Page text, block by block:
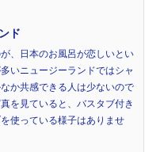
ド
、日本のお風呂が恋しいとい
いニュージーランドではシャ
か共感できる人は少ないので
を見ていると、バスタブ付き
使っている様子はありませ